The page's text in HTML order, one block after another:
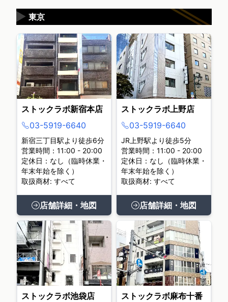
東京
▶
ストックラボ新宿本店
03-5919-6640
新宿三丁目駅より徒歩6分
営業時間：11:00 - 20:00
定休日：なし（臨時休業・
年末年始を除く）
取扱商材: すべて
店舗詳細・地図
ストックラボ上野店
03-5919-6640
JR上野駅より徒歩5分
営業時間：11:00 - 20:00
定休日：なし（臨時休業・
年末年始を除く）
取扱商材: すべて
店舗詳細・地図
ストックラボ池袋店
ストックラボ麻布十番